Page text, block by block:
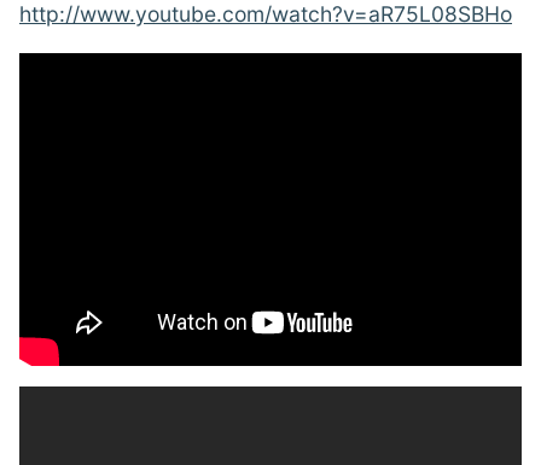
http://www.youtube.com/watch?v=aR75L08SBHo